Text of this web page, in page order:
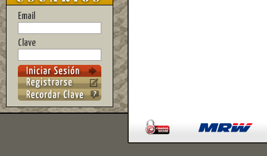
Email
Clave